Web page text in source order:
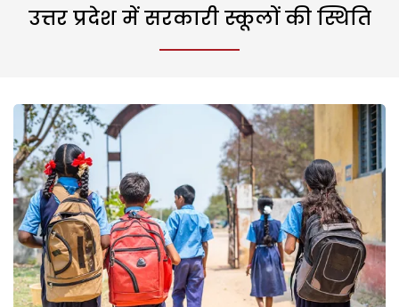
उत्तर प्रदेश में सरकारी स्कूलों की स्थिति